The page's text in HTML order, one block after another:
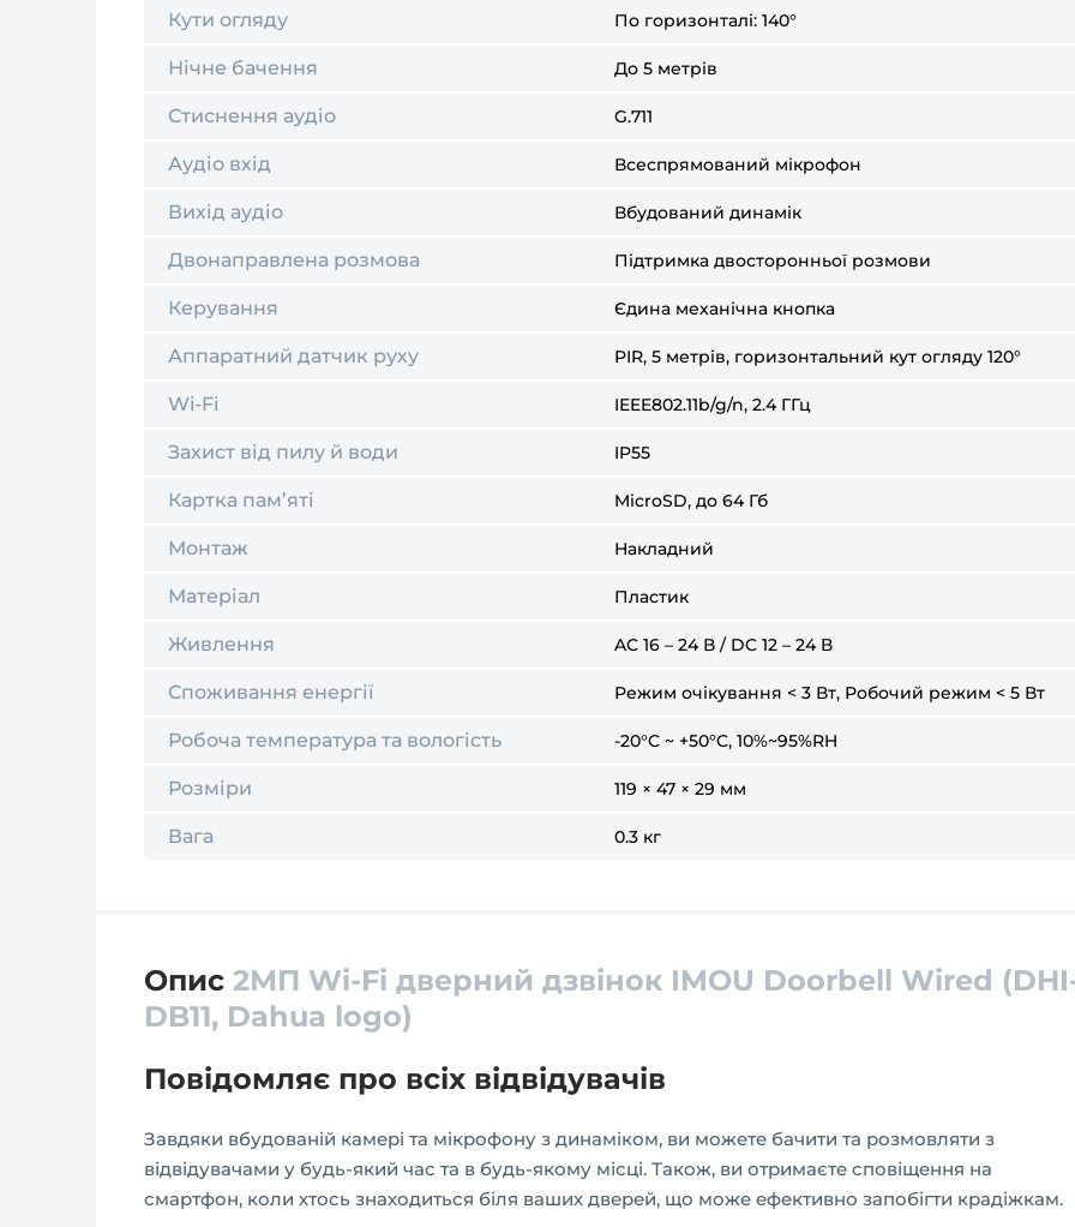
Кути огляду По горизонталі: 140°
Нічне бачення До 5 метрів
Стиснення аудіо G.711
Аудіо вхід Всеспрямований мікрофон
Вихід аудіо Вбудований динамік
Двонаправлена розмова Підтримка двосторонньої розмови
Керування Єдина механічна кнопка
Аппаратний датчик руху PIR, 5 метрів, горизонтальний кут огляду 120°
Wi-Fi IEEE802.11b/g/n, 2.4 ГГц
Захист від пилу й води IP55
Картка пам’яті MicroSD, до 64 Гб
Монтаж Накладний
Матеріал Пластик
Живлення AC 16 – 24 В / DC 12 – 24 В
Споживання енергії Режим очікування < 3 Вт, Робочий режим < 5 Вт
Робоча температура та вологість -20°C ~ +50°C, 10%~95%RH
Розміри 119 × 47 × 29 мм
Вага 0.3 кг
Опис 2МП Wi-Fi дверний дзвінок IMOU Doorbell Wired
DB11, Dahua logo)
Повідомляє про всіх відвідувачів
Завдяки вбудованій камері та мікрофону з динаміком, ви можете бачити та розмовляти з
відвідувачами у будь-який час та в будь-якому місці. Також, ви отримаєте сповіщення на
смартфон, коли хтось знаходиться біля ваших дверей, що може ефективно запобігти крадіжкам.